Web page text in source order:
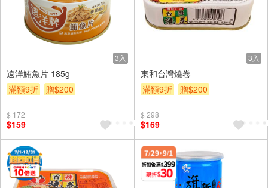
3入
遠洋鮪魚片 185g
滿額9折
贈$200
$ 172
$159
3入
東和台灣燒卷
滿額9折
贈$200
$ 298
$169